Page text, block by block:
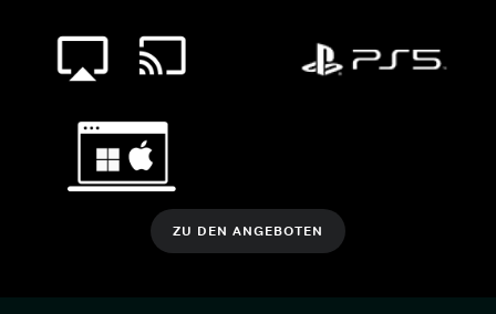
ZU DEN ANGEBOTEN